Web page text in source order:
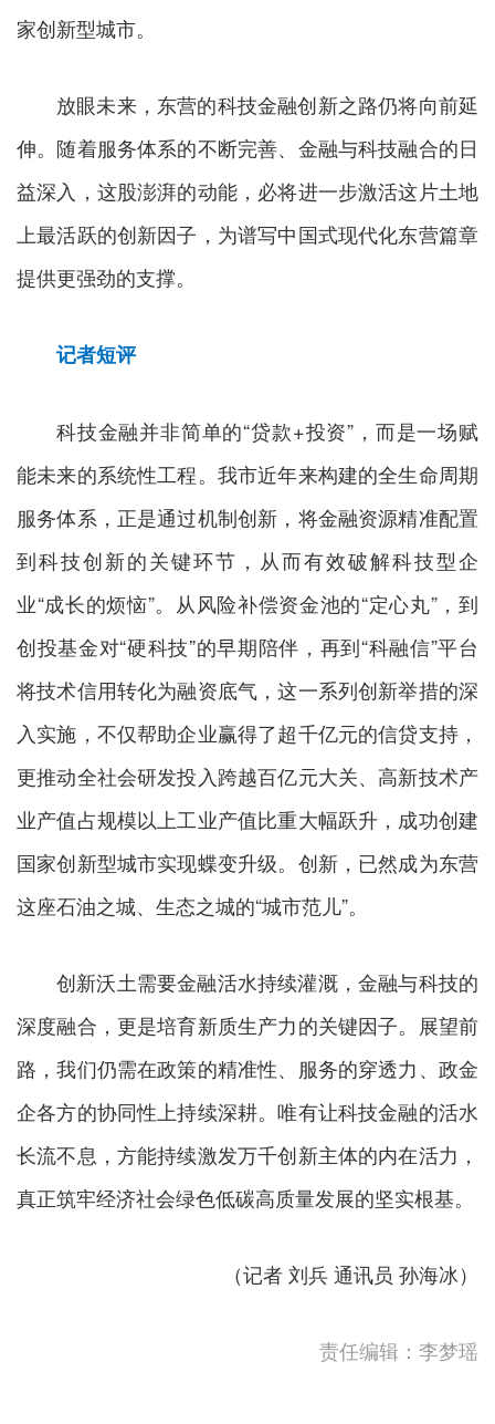
家创新型城市。
放眼未来，东营的科技金融创新之路仍将向前延
伸。随着服务体系的不断完善、金融与科技融合的日
益深入，这股澎湃的动能，必将进一步激活这片土地
上最活跃的创新因子，为谱写中国式现代化东营篇章
提供更强劲的支撑。
记者短评
科技金融并非简单的“贷款+投资”，而是一场赋
能未来的系统性工程。我市近年来构建的全生命周期
服务体系，正是通过机制创新，将金融资源精准配置
到科技创新的关键环节，从而有效破解科技型企
业“成长的烦恼”。从风险补偿资金池的“定心丸”，到
创投基金对“硬科技”的早期陪伴，再到“科融信”平台
将技术信用转化为融资底气，这一系列创新举措的深
入实施，不仅帮助企业赢得了超千亿元的信贷支持，
更推动全社会研发投入跨越百亿元大关、高新技术产
业产值占规模以上工业产值比重大幅跃升，成功创建
国家创新型城市实现蝶变升级。创新，已然成为东营
这座石油之城、生态之城的“城市范儿”。
创新沃土需要金融活水持续灌溉，金融与科技的
深度融合，更是培育新质生产力的关键因子。展望前
路，我们仍需在政策的精准性、服务的穿透力、政金
企各方的协同性上持续深耕。唯有让科技金融的活水
长流不息，方能持续激发万千创新主体的内在活力，
真正筑牢经济社会绿色低碳高质量发展的坚实根基。
（记者 刘兵 通讯员 孙海冰）
责任编辑：李梦瑶